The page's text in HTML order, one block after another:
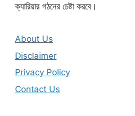
ক্যারিয়ার গঠনের চেষ্টা করবে।
About Us
Disclaimer
Privacy Policy
Contact Us